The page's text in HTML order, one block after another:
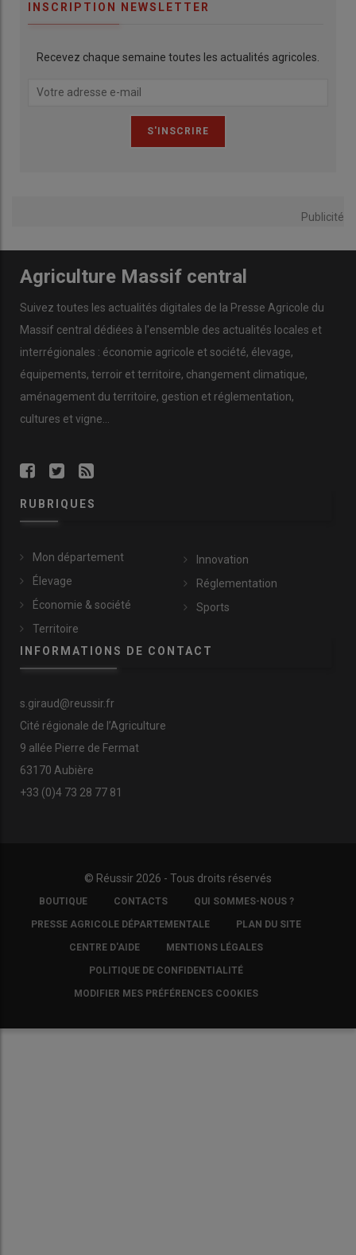
INSCRIPTION NEWSLETTER
Recevez chaque semaine toutes les actualités agricoles.
Publicité
Agriculture Massif central
Suivez toutes les actualités digitales de la Presse Agricole du
Massif central dédiées à l'ensemble des actualités locales et
interrégionales : économie agricole et société, élevage,
équipements, terroir et territoire, changement climatique,
aménagement du territoire, gestion et réglementation,
cultures et vigne...
RUBRIQUES
Mon département
Élevage
Économie & société
Territoire
Innovation
Réglementation
Sports
INFORMATIONS DE CONTACT
s.giraud@reussir.fr
Cité régionale de l’Agriculture
9 allée Pierre de Fermat
63170 Aubière
+33 (0)4 73 28 77 81
© Réussir 2026 - Tous droits réservés
FOOTER
COPYRIGHT
BOUTIQUE CONTACTS QUI SOMMES-NOUS ?
PRESSE AGRICOLE DÉPARTEMENTALE PLAN DU SITE
CENTRE D'AIDE MENTIONS LÉGALES
POLITIQUE DE CONFIDENTIALITÉ
MODIFIER MES PRÉFÉRENCES COOKIES